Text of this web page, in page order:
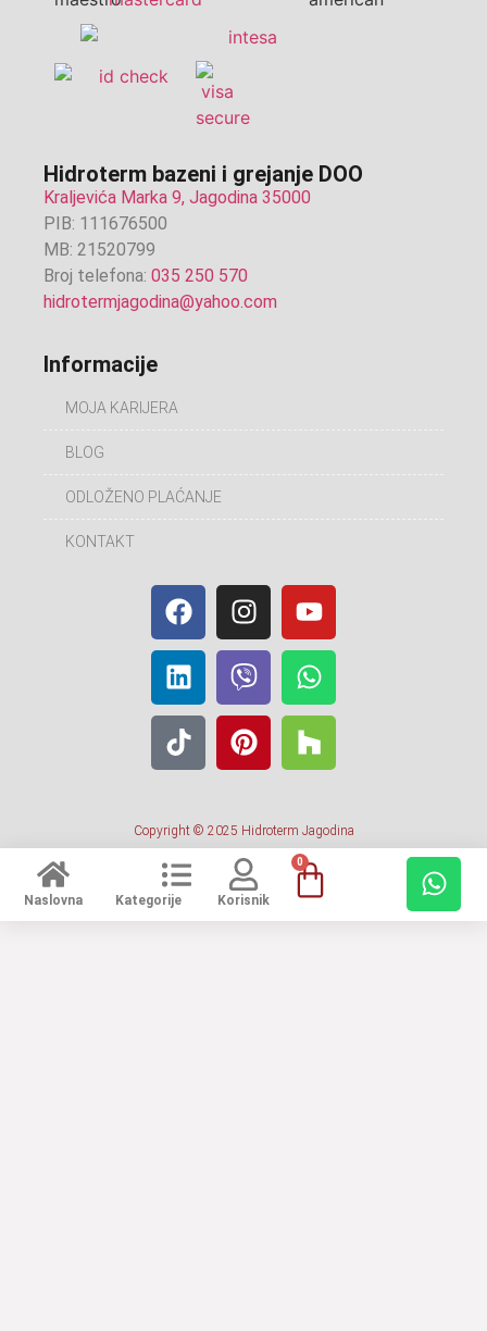
Hidroterm bazeni i grejanje DOO
Kraljevića Marka 9, Jagodina 35000
PIB: 111676500
MB: 21520799
Broj telefona: 035 250 570
hidrotermjagodina@yahoo.com
Informacije
MOJA KARIJERA
BLOG
ODLOŽENO PLAĆANJE
KONTAKT
Copyright © 2025 Hidroterm Jagodina
Naslovna Kategorije Korisnik
0